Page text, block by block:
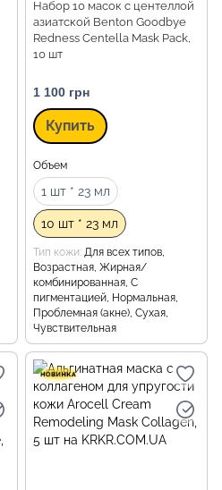
Набор 10 масок с центеллой
азиатской Benton Goodbye
Redness Centella Mask Pack,
10 шт
1 100 грн
Купить
Объем
1 шт * 23 мл
10 шт * 23 мл
Тип кожи Для всех типов,
Возрастная, Жирная/
комбинированная, С
пигментацией, Нормальная,
Проблемная (акне), Сухая,
Чувствительная